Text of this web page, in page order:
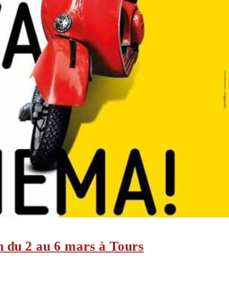
du 2 au 6 mars à Tours